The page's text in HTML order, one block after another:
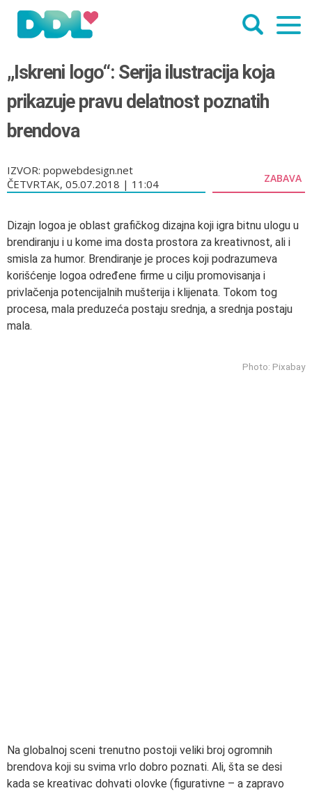
„Iskreni logo“: Serija ilustracija koja
prikazuje pravu delatnost poznatih
brendova
IZVOR: popwebdesign.net
ČETVRTAK, 05.07.2018 | 11:04
ZABAVA
Dizajn logoa je oblast grafičkog dizajna koji igra bitnu ulogu u
brendiranju i u kome ima dosta prostora za kreativnost, ali i
smisla za humor. Brendiranje je proces koji podrazumeva
korišćenje logoa određene firme u cilju promovisanja i
privlačenja potencijalnih mušterija i klijenata. Tokom tog
procesa, mala preduzeća postaju srednja, a srednja postaju
mala.
Photo: Pixabay
Na globalnoj sceni trenutno postoji veliki broj ogromnih
brendova koji su svima vrlo dobro poznati. Ali, šta se desi
kada se kreativac dohvati olovke (figurativne – a zapravo